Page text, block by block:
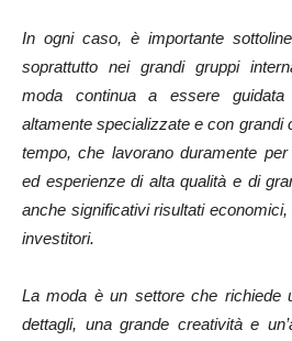
In ogni caso, è importante
soprattutto nei grandi gruppi
moda continua a essere guidata
altamente specializzate e con grandi
tempo, che lavorano duramente
ed esperienze di alta qualità e di
anche significativi risultati
investitori.
La moda è un settore che richiede
dettagli, una grande creatività e